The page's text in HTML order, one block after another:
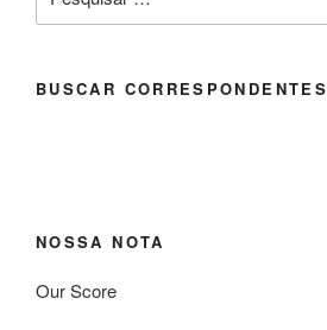
por:
BUSCAR CORRESPONDENTES
NOSSA NOTA
Our Score